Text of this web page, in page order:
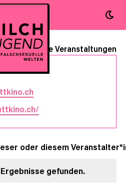
« Alle Veranstaltungen
oder diesem
gefunden.